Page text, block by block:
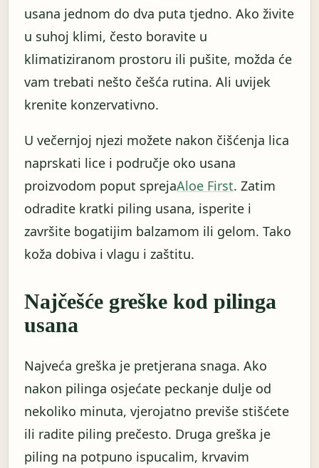
usana jednom do dva puta tjedno. Ako živite
u suhoj klimi, često boravite u
klimatiziranom prostoru ili pušite, možda će
vam trebati nešto češća rutina. Ali uvijek
krenite konzervativno.
U večernjoj njezi možete nakon čišćenja lica
naprskati lice i područje oko usana
proizvodom poput sprejaAloe First. Zatim
odradite kratki piling usana, isperite i
završite bogatijim balzamom ili gelom. Tako
koža dobiva i vlagu i zaštitu.
Najčešće greške kod pilinga
usana
Najveća greška je pretjerana snaga. Ako
nakon pilinga osjećate peckanje dulje od
nekoliko minuta, vjerojatno previše stišćete
ili radite piling prečesto. Druga greška je
piling na potpuno ispucalim, krvavim